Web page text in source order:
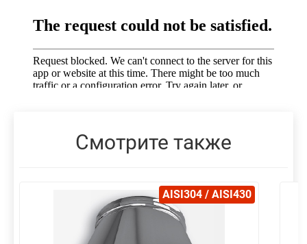
Смотрите также
AISI304 / AISI430